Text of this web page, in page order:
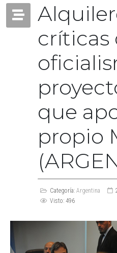
críticas
que
propio
Categoría: Argentina
Visto: 496